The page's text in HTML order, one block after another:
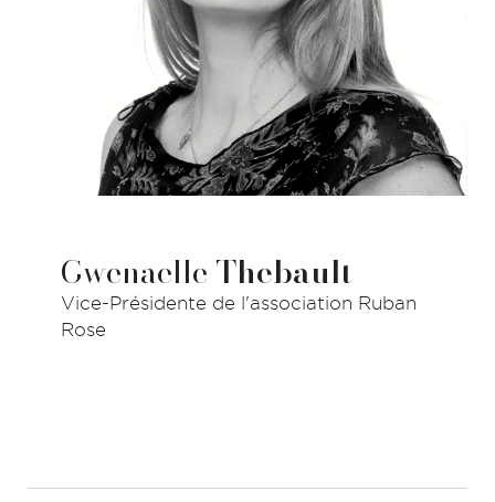
Gwenaelle Thebault
Vice-Présidente de l'association Ruban
Rose